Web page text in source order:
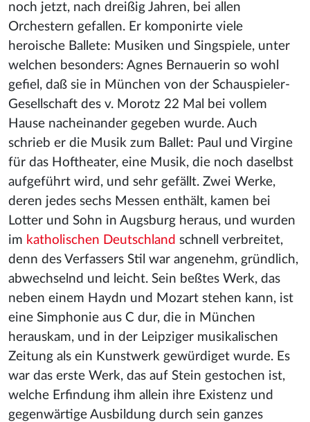
noch jetzt, nach dreißig Jahren, bei allen
Orchestern gefallen. Er komponirte viele
heroische Ballete: Musiken und Singspiele, unter
welchen besonders: Agnes Bernauerin so wohl
gefiel, daß sie in München von der Schauspieler-
Gesellschaft des v. Morotz 22 Mal bei vollem
Hause nacheinander gegeben wurde. Auch
schrieb er die Musik zum Ballet: Paul und Virgine
für das Hoftheater, eine Musik, die noch daselbst
aufgeführt wird, und sehr gefällt. Zwei Werke,
deren jedes sechs Messen enthält, kamen bei
Lotter und Sohn in Augsburg heraus, und wurden
im katholischen Deutschland schnell verbreitet,
denn des Verfassers Stil war angenehm, gründlich,
abwechselnd und leicht. Sein beßtes Werk, das
neben einem Haydn und Mozart stehen kann, ist
eine Simphonie aus C dur, die in München
herauskam, und in der Leipziger musikalischen
Zeitung als ein Kunstwerk gewürdiget wurde. Es
war das erste Werk, das auf Stein gestochen ist,
welche Erfindung ihm allein ihre Existenz und
gegenwärtige Ausbildung durch sein ganzes